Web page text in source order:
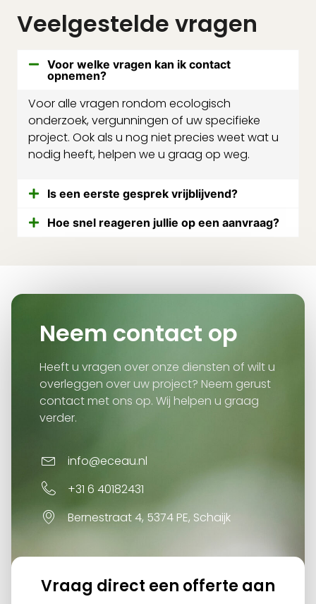
Veelgestelde vragen
Voor welke vragen kan ik contact
opnemen?
Voor alle vragen rondom ecologisch
onderzoek, vergunningen of uw specifieke
project. Ook als u nog niet precies weet wat u
nodig heeft, helpen we u graag op weg.
Is een eerste gesprek vrijblijvend?
Hoe snel reageren jullie op een aanvraag?
Neem contact op
Heeft u vragen over onze diensten of wilt u
overleggen over uw project? Neem gerust
contact met ons op. Wij helpen u graag
verder.
info@eceau.nl
+31 6 40182431
Bernestraat 4, 5374 PE, Schaijk
Vraag direct een offerte aan